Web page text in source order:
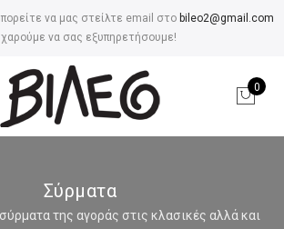
να μας στείλτε email στο bileo2@gmail.com
να σας εξυπηρετήσουμε!
0
Σύρματα
της αγοράς στις κλασικές αλλά και